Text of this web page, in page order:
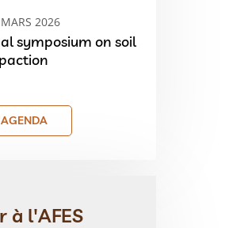
2026
symposium on soil
à l'AFES